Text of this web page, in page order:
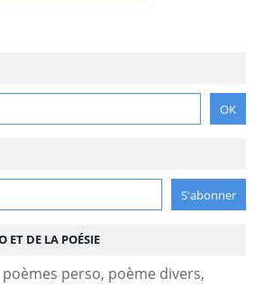
ET DE LA POÉSIE
perso, poème divers,